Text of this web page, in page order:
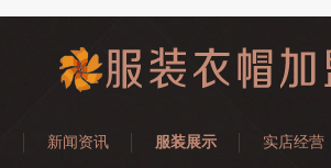
新闻资讯 服装展示 实店经营